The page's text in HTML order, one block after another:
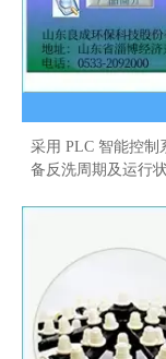
采用 PLC 智能控制
备反洗周期及运行